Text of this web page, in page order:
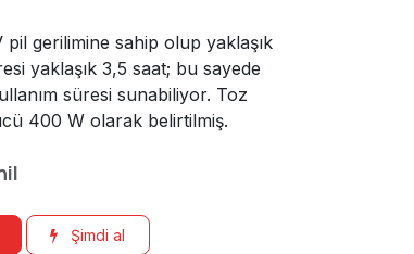
gerilimine sahip olup yaklaşık
yaklaşık 3,5 saat; bu sayede
süresi sunabiliyor. Toz
400 W olarak belirtilmiş.
Şimdi al